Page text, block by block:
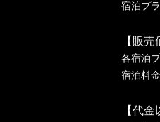
宿泊プ
【販売
各宿泊
宿泊料
【代